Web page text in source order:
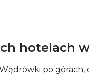
hotelach
po